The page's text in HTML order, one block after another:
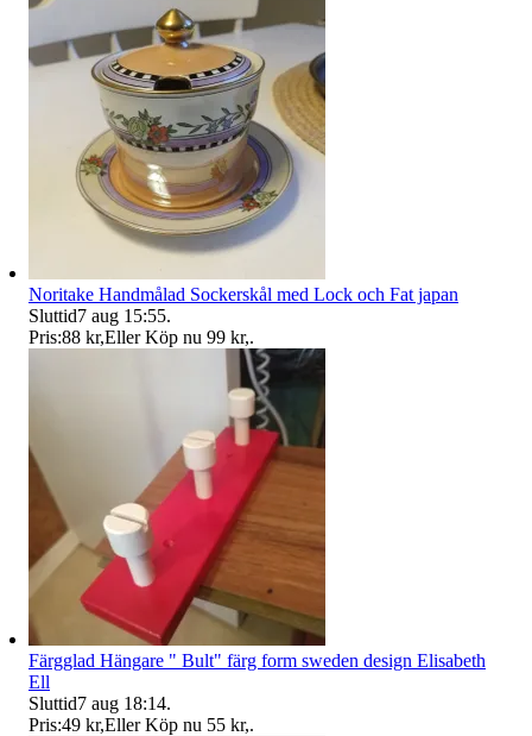
Noritake Handmålad Sockerskål med Lock och Fat japan
Sluttid7 aug 15:55.
Pris:88 kr,Eller Köp nu 99 kr,.
Färgglad Hängare " Bult" färg form sweden design Elisabeth
Ell
Sluttid7 aug 18:14.
Pris:49 kr,Eller Köp nu 55 kr,.